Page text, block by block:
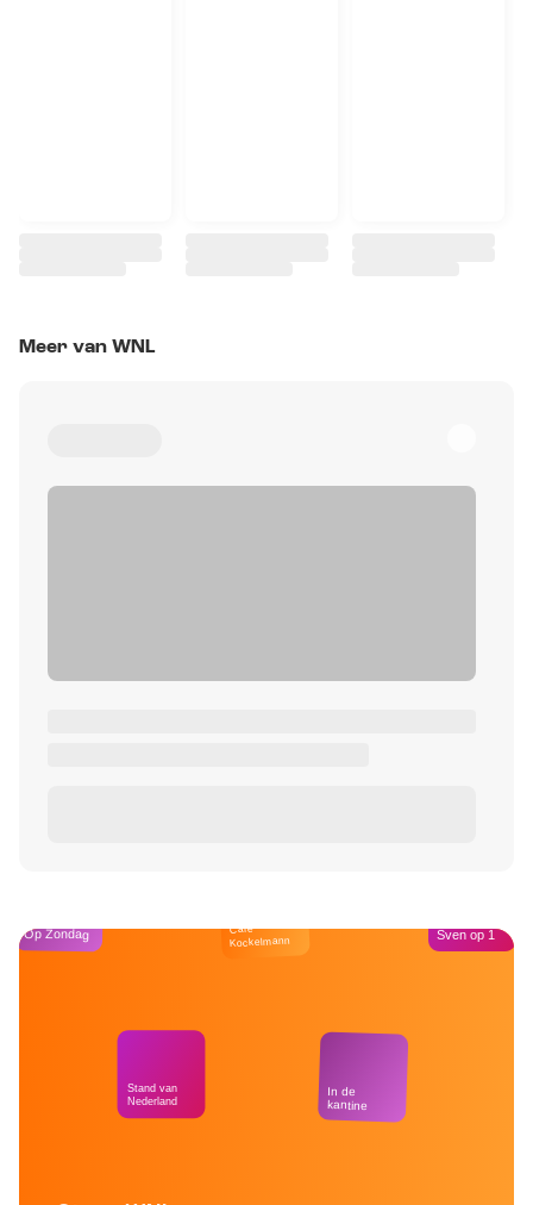
Meer van WNL
Op Zondag
Stand van
Nederland
Café
Kockelmann
In de
kantine
Sven op 1